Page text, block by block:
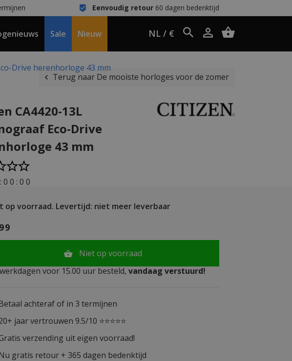
Eenvoudig retour60 dagen bedenktijd
Sale Nieuw NL / €
Drive herenhorloge 43 mm
Terug naar De mooiste horloges voor de zomer
CA4420-13L
Eco-Drive
43 mm
: 0 0 : 0 0
op voorraad. Levertijd: niet meer leverbaar
Niet op voorraad
voor 15.00 uur besteld, vandaag verstuurd!
achteraf of in 3 termijnen
jaar vertrouwen 9.5/10 ⭐⭐⭐⭐⭐
verzending uit eigen voorraad!
gratis retour + 365 dagen bedenktijd